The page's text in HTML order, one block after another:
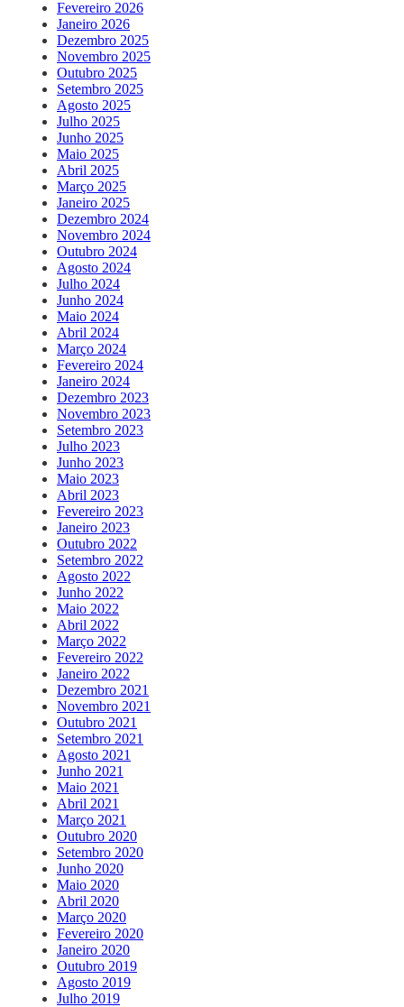
Fevereiro 2026
Janeiro 2026
Dezembro 2025
Novembro 2025
Outubro 2025
Setembro 2025
Agosto 2025
Julho 2025
Junho 2025
Maio 2025
Abril 2025
Março 2025
Janeiro 2025
Dezembro 2024
Novembro 2024
Outubro 2024
Agosto 2024
Julho 2024
Junho 2024
Maio 2024
Abril 2024
Março 2024
Fevereiro 2024
Janeiro 2024
Dezembro 2023
Novembro 2023
Setembro 2023
Julho 2023
Junho 2023
Maio 2023
Abril 2023
Fevereiro 2023
Janeiro 2023
Outubro 2022
Setembro 2022
Agosto 2022
Junho 2022
Maio 2022
Abril 2022
Março 2022
Fevereiro 2022
Janeiro 2022
Dezembro 2021
Novembro 2021
Outubro 2021
Setembro 2021
Agosto 2021
Junho 2021
Maio 2021
Abril 2021
Março 2021
Outubro 2020
Setembro 2020
Junho 2020
Maio 2020
Abril 2020
Março 2020
Fevereiro 2020
Janeiro 2020
Outubro 2019
Agosto 2019
Julho 2019